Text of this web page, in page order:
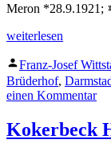
Meron
„Lehmann
weiterlesen
Veröffentlicht
von
Franz-Josef
Brüderhof,
einen Kommentarzu
Kokerbeck